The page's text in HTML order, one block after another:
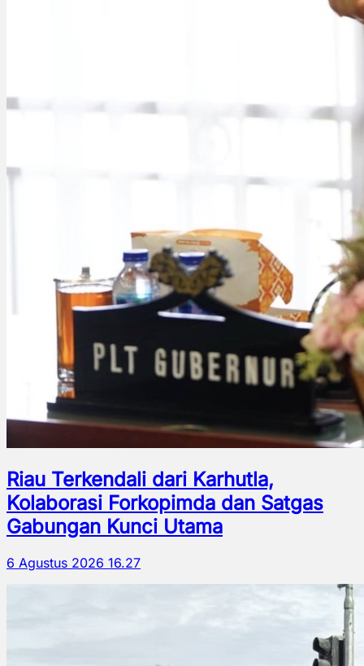
Riau Terkendali dari Karhutla,
Kolaborasi Forkopimda dan Satgas
Gabungan Kunci Utama
6 Agustus 2026 16.27